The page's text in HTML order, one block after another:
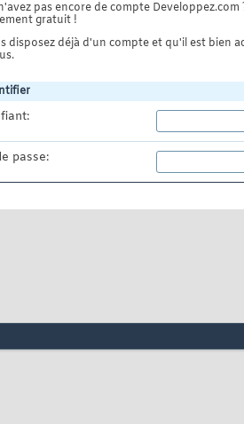
pas encore de compte Developpez.com
gratuit !
disposez déjà d'un compte et qu'il est bien
passe: